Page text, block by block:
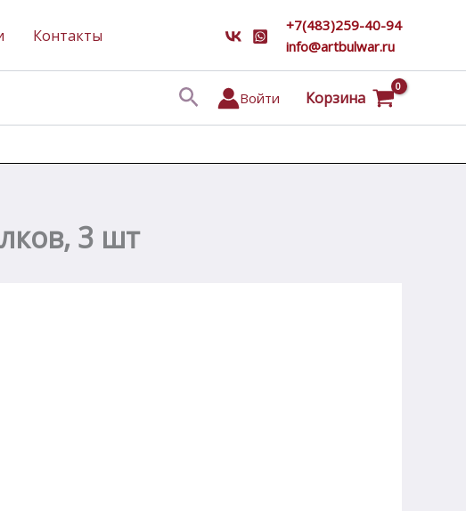
Контакты
+7(483)259-40-94
info@artbulwar.ru
ПоискВойти Корзина
3 шт